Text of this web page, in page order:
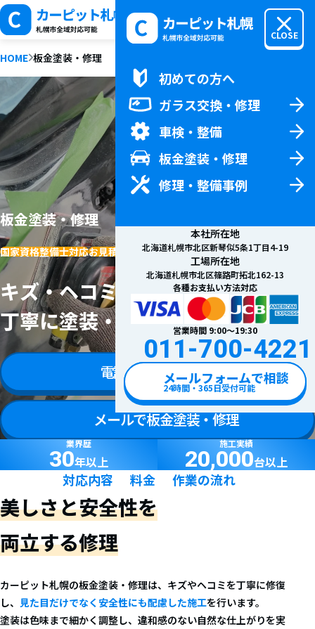
MENU
CLOSE
初めての方へ
初めての方へTOP
新着情報
会社概要
ガラス交換・修理
車検・整備
板金塗装・修理
修理・整備事例
本社所在地
北海道札幌市北区新琴似5条1丁目4-19
工場所在地
北海道札幌市北区篠路町拓北162-13
各種お支払い方法対応
営業時間 9:00〜19:30
011-700-4221
メールフォームで相談
24時間・365日受付可能
HOME 板金塗装・修理
板金塗装・修理
国家資格整備士対応お見積り無料
キズ・ヘコミも1つ1つ
丁寧に塗装・修理します！
電話で板金塗装・修理
メールで板金塗装・修理
業界歴
30年以上
施工実績
20,000台以上
対応内容 料金 作業の流れ
美しさと安全性を
両立する修理
カーピット札幌の板金塗装・修理は、キズやヘコミを丁寧に修復
し、 見た目だけでなく安全性にも配慮した施工を行います。
塗装は色味まで細かく調整し、違和感のない自然な仕上がりを実